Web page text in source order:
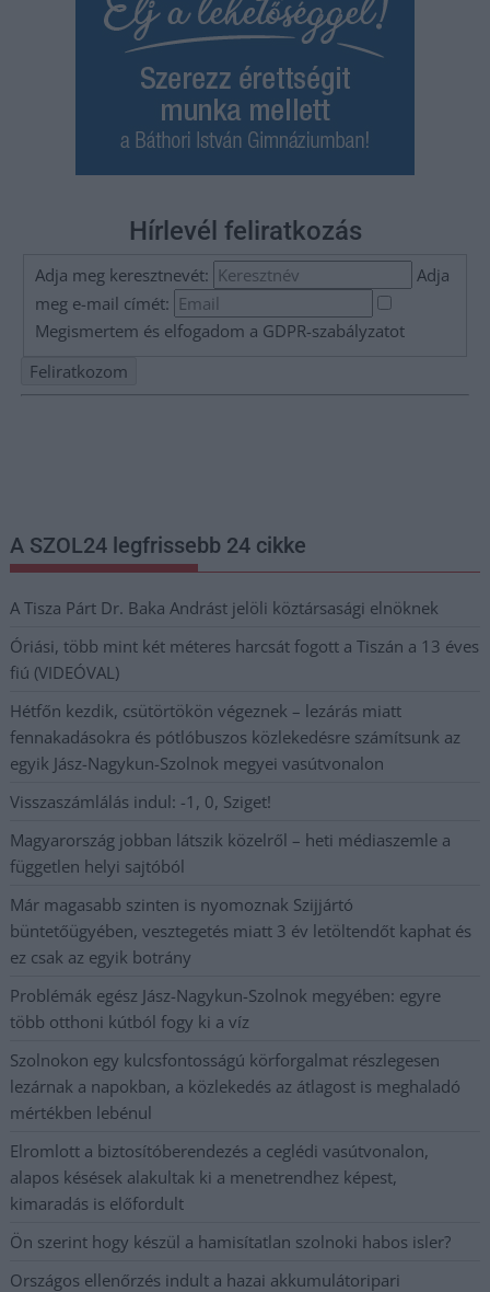
Hírlevél feliratkozás
Adja meg keresztnevét:
Adja
meg e-mail címét:
Megismertem és elfogadom a GDPR-szabályzatot
A SZOL24 legfrissebb 24 cikke
A Tisza Párt Dr. Baka Andrást jelöli köztársasági elnöknek
Óriási, több mint két méteres harcsát fogott a Tiszán a 13 éves
fiú (VIDEÓVAL)
Hétfőn kezdik, csütörtökön végeznek – lezárás miatt
fennakadásokra és pótlóbuszos közlekedésre számítsunk az
egyik Jász-Nagykun-Szolnok megyei vasútvonalon
Visszaszámlálás indul: -1, 0, Sziget!
Magyarország jobban látszik közelről – heti médiaszemle a
független helyi sajtóból
Már magasabb szinten is nyomoznak Szijjártó
büntetőügyében, vesztegetés miatt 3 év letöltendőt kaphat és
ez csak az egyik botrány
Problémák egész Jász-Nagykun-Szolnok megyében: egyre
több otthoni kútból fogy ki a víz
Szolnokon egy kulcsfontosságú körforgalmat részlegesen
lezárnak a napokban, a közlekedés az átlagost is meghaladó
mértékben lebénul
Elromlott a biztosítóberendezés a ceglédi vasútvonalon,
alapos késések alakultak ki a menetrendhez képest,
kimaradás is előfordult
Ön szerint hogy készül a hamisítatlan szolnoki habos isler?
Országos ellenőrzés indult a hazai akkumulátoripari